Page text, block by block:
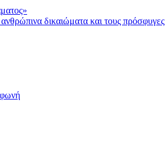
δικαιώματα και τους πρόσφυγες
φωνή